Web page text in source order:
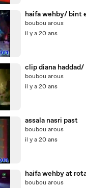
haifa wehby/ bint
boubou arous
il y a 20 ans
clip diana haddad/
boubou arous
il y a 20 ans
assala nasri past
boubou arous
il y a 20 ans
haifa wehby at
boubou arous